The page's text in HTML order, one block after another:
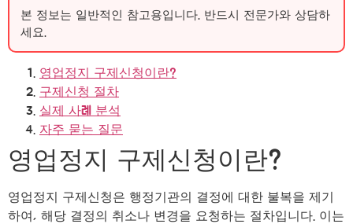
본 정보는 일반적인 참고용입니다. 반드시 전문가와 상담하
세요.
영업정지 구제신청이란?
구제신청 절차
실제 사례 분석
자주 묻는 질문
영업정지 구제신청이란?
영업정지 구제신청은 행정기관의 결정에 대한 불복을 제기
하여, 해당 결정의 취소나 변경을 요청하는 절차입니다. 이는